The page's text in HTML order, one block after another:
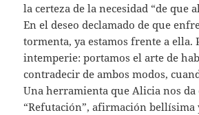
la certeza de la necesidad “de que
En el deseo declamado de que
tormenta, ya estamos frente a ella.
intemperie: portamos el arte de
contradecir de ambos modos,
Una herramienta que Alicia nos da
“Refutación”, afirmación bellísima